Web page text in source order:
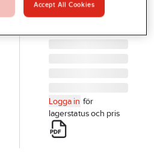
39-TRCC10
Artikelnr: 113754
Logga in för
lagerstatus och pris
Accept All Cookies